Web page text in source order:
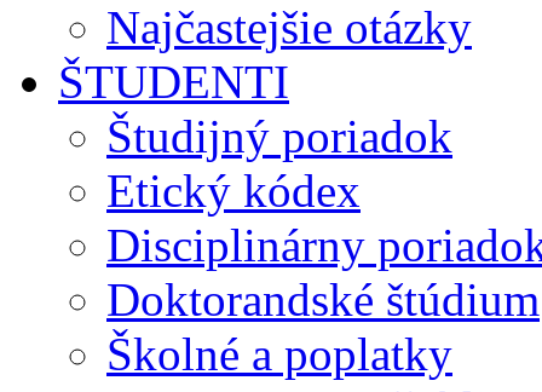
Najčastejšie otázky
ŠTUDENTI
Študijný poriadok
Etický kódex
Disciplinárny
Doktorandské štúdium
Školné a poplatky